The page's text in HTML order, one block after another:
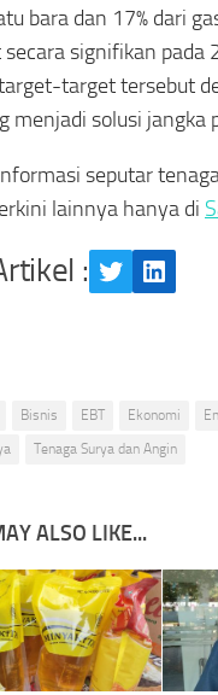
bara dan 17% dari
signifikan pada
target tersebut
menjadi solusi jangka
seputar
lainnya hanya di
: TwitterLinkedIn
Bisnis EBT Ekonomi
Tenaga Surya dan Angin
ALSO LIKE...